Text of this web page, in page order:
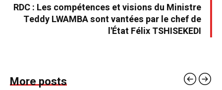
RDC : Les compétences et visions du Ministre
Teddy LWAMBA sont vantées par le chef de
l'État Félix TSHISEKEDI
More posts